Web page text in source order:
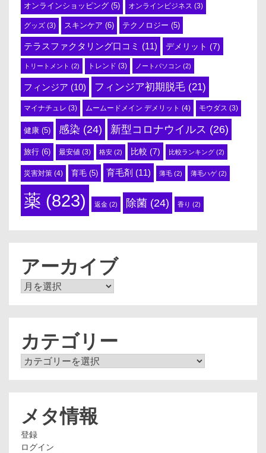
オンラインショッピング (5) オンラインビジネス (3)
グッズ (3) スキンケア (6) テクノロジー (5)
テラスファクタリング口コミ (11) デメリット (7)
トリートメント (2) トレンド (3) ノートパソコン (2)
フィンジア (10) フィンジア初期脱毛 (21)
マイナチュレ (3) ムームードメイン デメリット (4) モウダス (3)
健康 (5) 感染 (24) 新型コロナウイルス (26)
旅行 (6) 最安値 (3) 格安 (2) 比較 (7) 比較ランキング (2)
災害対策 (4) 育毛 (5) 育毛剤 (11) 薄毛 (2) 薄毛ハゲ(2)
薬 (823) 返金 (2) 除菌 (24) 香り (2)
アーカイブ
ア
カテゴリー
カ
メタ情報
登録
ログイン